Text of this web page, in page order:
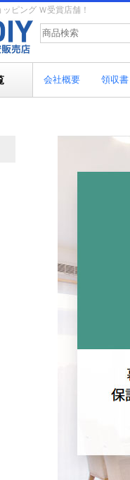
ピング Ｗ受賞店舗！
会社概要 領収書